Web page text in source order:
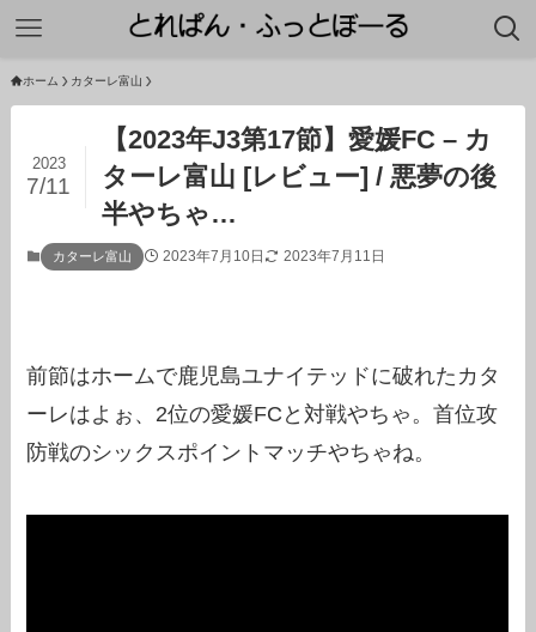
ホーム カターレ富山
【2023年J3第17節】愛媛FC – カ
ターレ富山 [レビュー] / 悪夢の後
半やちゃ…
2023
7/11
カターレ富山 2023年7月10日 2023年7月11日
前節はホームで鹿児島ユナイテッドに破れたカタ
ーレはよぉ、2位の愛媛FCと対戦やちゃ。首位攻
防戦のシックスポイントマッチやちゃね。